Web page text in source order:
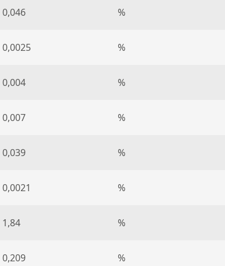
0,046 %
0,0025 %
0,004 %
0,007 %
0,039 %
0,0021 %
1,84 %
0,209 %